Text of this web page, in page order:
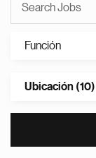
Función
Ubicación (10)